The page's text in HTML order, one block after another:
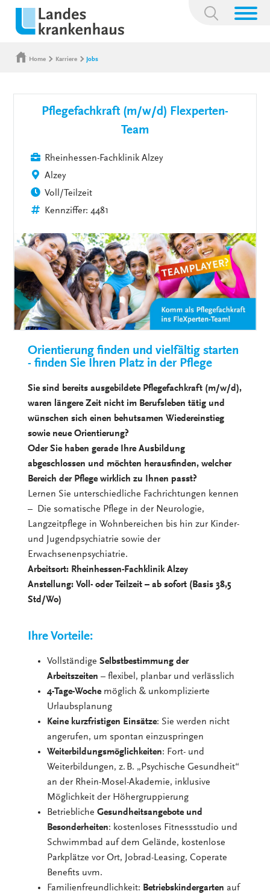
Suchbegriff:
Home Karriere Jobs
Pflegefachkraft (m/w/d) Flexperten-
Team
Rheinhessen-Fachklinik Alzey
Alzey
Voll/Teilzeit
Kennziffer: 4481
Orientierung finden und vielfältig starten
- finden Sie Ihren Platz in der Pflege
Sie sind bereits ausgebildete Pflegefachkraft (m/w/d),
waren längere Zeit nicht im Berufsleben tätig und
wünschen sich einen behutsamen Wiedereinstieg
sowie neue Orientierung?
Oder Sie haben gerade Ihre Ausbildung
abgeschlossen und möchten herausfinden, welcher
Bereich der Pflege wirklich zu Ihnen passt?
Lernen Sie unterschiedliche Fachrichtungen kennen
– Die somatische Pflege in der Neurologie,
Langzeitpflege in Wohnbereichen bis hin zur Kinder-
und Jugendpsychiatrie sowie der
Erwachsenenpsychiatrie.
Arbeitsort: Rheinhessen-Fachklinik Alzey
Anstellung: Voll- oder Teilzeit – ab sofort (Basis 38,5
Std/Wo)
Ihre Vorteile:
VollständigeSelbstbestimmung der
Arbeitszeiten – flexibel, planbar und verlässlich
4-Tage-Woche möglich & unkomplizierte
Urlaubsplanung
Keine kurzfristigen Einsätze: Sie werden nicht
angerufen, um spontan einzuspringen
Weiterbildungsmöglichkeiten: Fort- und
Weiterbildungen, z. B. „Psychische Gesundheit“
an der Rhein-Mosel-Akademie, inklusive
Möglichkeit der Höhergruppierung
BetrieblicheGesundheitsangebote und
Besonderheiten: kostenloses Fitnessstudio und
Schwimmbad auf dem Gelände, kostenlose
Parkplätze vor Ort, Jobrad-Leasing, Coperate
Benefits uvm.
Familienfreundlichkeit: Betriebskindergarten auf